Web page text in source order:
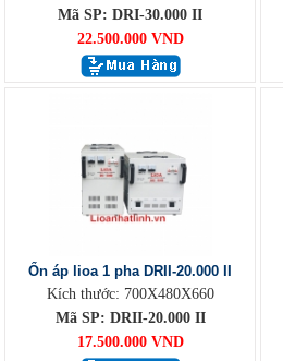
Mã SP: DRI-30.000 II
22.500.000 VND
Ổn áp lioa 1 pha DRII-20.000 II
Kích thước: 700X480X660
Mã SP: DRII-20.000 II
17.500.000 VND